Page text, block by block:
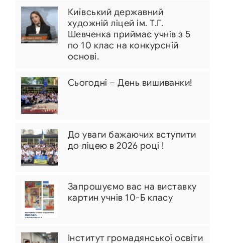
Київський державний
художній ліцей ім. Т.Г.
Шевченка приймає учнів з 5
по 10 клас на конкурсній
основі.
Сьогодні – День вишиванки!
До уваги бажаючих вступити
до ліцею в 2026 році !
Запрошуємо вас на виставку
картин учнів 10-Б класу
Інститут громадянської освіти